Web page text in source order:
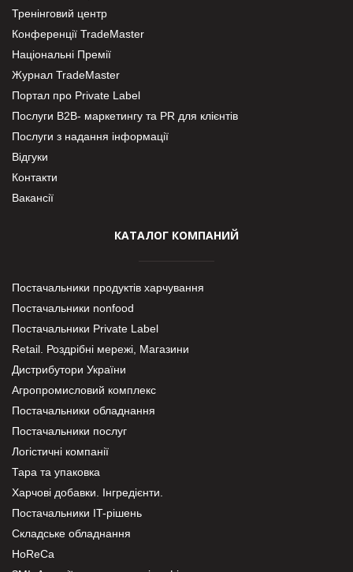
Тренінговий центр
Конференції TradeMaster
Національні Премії
Журнал TradeMaster
Портал про Private Label
Послуги В2В- маркетингу та PR для клієнтів
Послуги з надання інформації
Відгуки
Контакти
Вакансії
КАТАЛОГ КОМПАНИЙ
Постачальники продуктів харчування
Постачальники nonfood
Постачальники Private Label
Retail. Роздрібні мережі, Магазини
Дистрибутори України
Агропромисловий комплекс
Постачальники обладнання
Постачальники послуг
Логістичні компанії
Тара та упаковка
Харчові добавки. Інгредієнти.
Постачальники IT-рішень
Складське обладнання
HoReCa